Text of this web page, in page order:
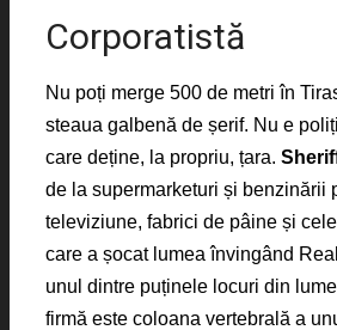
Corporatistă
Nu poți merge 500 de metri în
steaua galbenă de șerif. Nu e
care deține, la propriu, țara.
de la supermarketuri și benzinării
televiziune, fabrici de pâine și
care a șocat lumea învingând
unul dintre puținele locuri din
firmă este coloana vertebrală a